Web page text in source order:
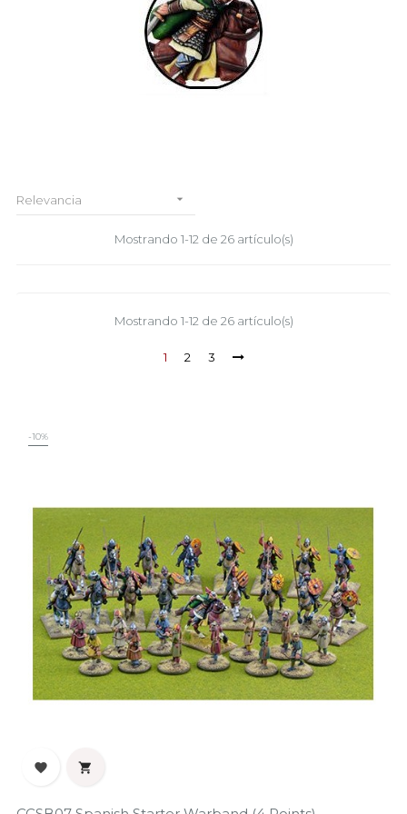
Relevancia 
Mostrando 1-12 de 26 artículo(s)
Mostrando 1-12 de 26 artículo(s)
1 2 3
-10%
 